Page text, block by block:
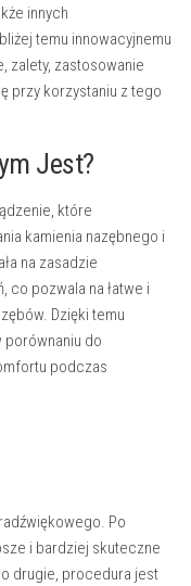
innych
temu innowacyjnemu
zalety, zastosowanie
przy korzystaniu z tego
Jest?
które
kamienia nazębnego i
na zasadzie
pozwala na łatwe i
Dzięki temu
do
podczas
Po
i bardziej skuteczne
drugie, procedura jest